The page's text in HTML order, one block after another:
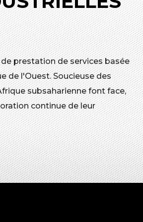
prestation de services basée
de l'Ouest. Soucieuse des
subsaharienne font face,
continue de leur